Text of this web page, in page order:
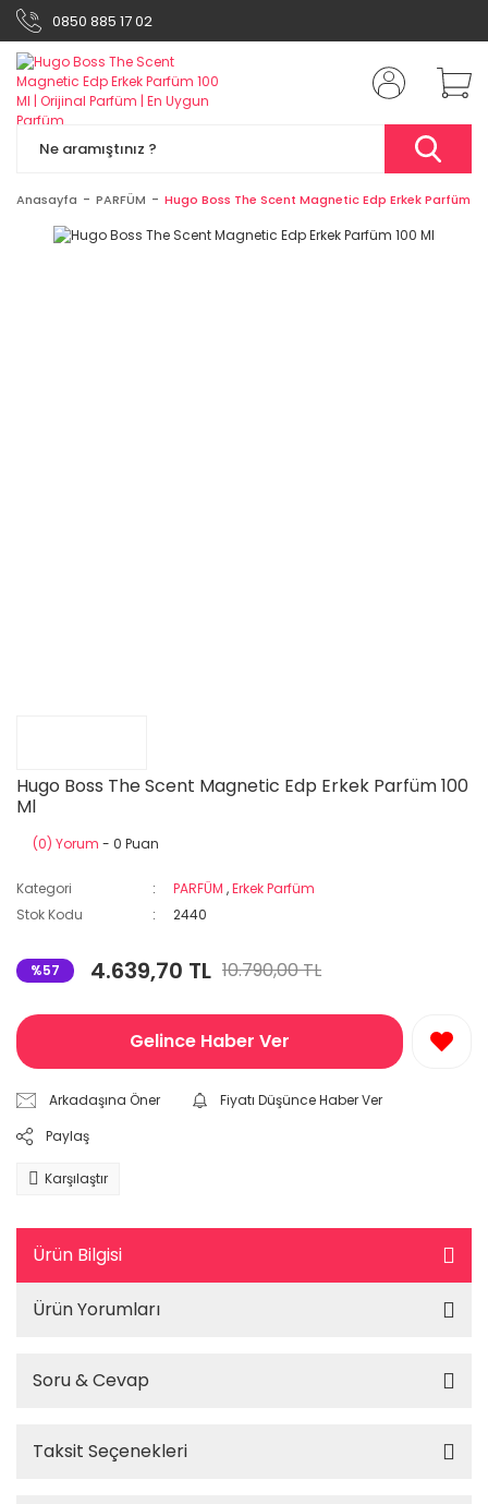
0850 885 17 02
Anasayfa PARFÜM Hugo Boss The Scent Magnetic Edp Erkek Parfüm
Hugo Boss The Scent Magnetic Edp Erkek Parfüm 100
Ml
(0) Yorum - 0 Puan
Kategori PARFÜM ,Erkek Parfüm
Stok Kodu
2440
%57 4.639,70 TL 10.790,00 TL
Gelince Haber Ver
Arkadaşına Öner
Fiyatı Düşünce Haber Ver
Paylaş
Karşılaştır
Ürün Bilgisi
Ürün Yorumları
Soru & Cevap
Taksit Seçenekleri